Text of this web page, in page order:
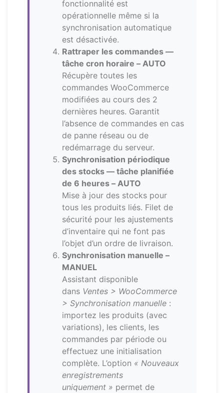
fonctionnalité est
opérationnelle même si la
synchronisation automatique
est désactivée.
Rattraper les commandes —
tâche cron horaire – AUTO
Récupère toutes les
commandes WooCommerce
modifiées au cours des 2
dernières heures. Garantit
l’absence de commandes en cas
de panne réseau ou de
redémarrage du serveur.
Synchronisation périodique
des stocks — tâche planifiée
de 6 heures – AUTO
Mise à jour des stocks pour
tous les produits liés. Filet de
sécurité pour les ajustements
d’inventaire qui ne font pas
l’objet d’un ordre de livraison.
Synchronisation manuelle –
MANUEL
Assistant disponible
dans Ventes > WooCommerce
> Synchronisation manuelle :
importez les produits (avec
variations), les clients, les
commandes par période ou
effectuez une initialisation
complète. L’option « Nouveaux
enregistrements
uniquement » permet de